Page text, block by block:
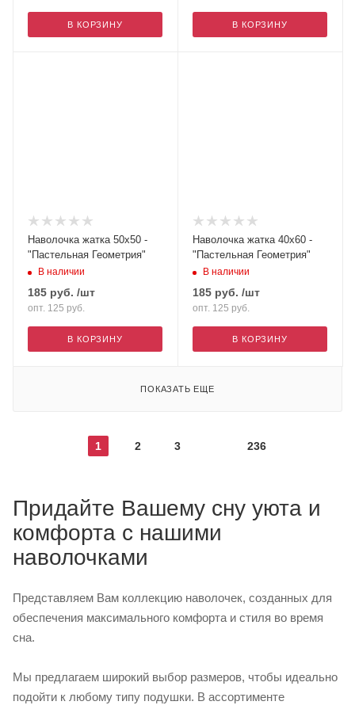
В КОРЗИНУ В КОРЗИНУ
Наволочка жатка 50х50 -
"Пастельная Геометрия"
В наличии
185 руб. /шт
опт. 125 руб.
В КОРЗИНУ
Наволочка жатка 40х60 -
"Пастельная Геометрия"
В наличии
185 руб. /шт
опт. 125 руб.
В КОРЗИНУ
ПОКАЗАТЬ ЕЩЕ
1 2 3 236
Придайте Вашему сну уюта и
комфорта с нашими
наволочками
Представляем Вам коллекцию наволочек, созданных для
обеспечения максимального комфорта и стиля во время
сна.
Мы предлагаем широкий выбор размеров, чтобы идеально
подойти к любому типу подушки. В ассортименте